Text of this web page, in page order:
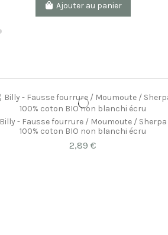
Ajouter au panier
Billy - Fausse fourrure / Moumoute / Sherpa
100% coton BIO non blanchi écru
2,89 €